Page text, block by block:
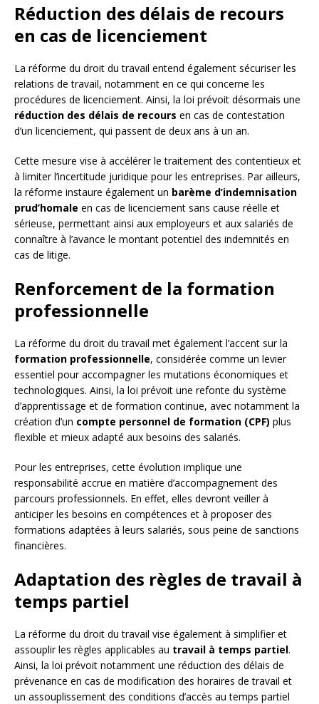
Réduction des délais de recours
en cas de licenciement
La réforme du droit du travail entend également sécuriser les
relations de travail, notamment en ce qui concerne les
procédures de licenciement. Ainsi, la loi prévoit désormais une
réduction des délais de recours en cas de contestation
d’un licenciement, qui passent de deux ans à un an.
Cette mesure vise à accélérer le traitement des contentieux et
à limiter l’incertitude juridique pour les entreprises. Par ailleurs,
la réforme instaure également un barème d’indemnisation
prud’homale en cas de licenciement sans cause réelle et
sérieuse, permettant ainsi aux employeurs et aux salariés de
connaître à l’avance le montant potentiel des indemnités en
cas de litige.
Renforcement de la formation
professionnelle
La réforme du droit du travail met également l’accent sur la
formation professionnelle, considérée comme un levier
essentiel pour accompagner les mutations économiques et
technologiques. Ainsi, la loi prévoit une refonte du système
d’apprentissage et de formation continue, avec notamment la
création d’un compte personnel de formation (CPF) plus
flexible et mieux adapté aux besoins des salariés.
Pour les entreprises, cette évolution implique une
responsabilité accrue en matière d’accompagnement des
parcours professionnels. En effet, elles devront veiller à
anticiper les besoins en compétences et à proposer des
formations adaptées à leurs salariés, sous peine de sanctions
financières.
Adaptation des règles de travail à
temps partiel
La réforme du droit du travail vise également à simplifier et
assouplir les règles applicables au travail à temps partiel.
Ainsi, la loi prévoit notamment une réduction des délais de
prévenance en cas de modification des horaires de travail et
un assouplissement des conditions d’accès au temps partiel